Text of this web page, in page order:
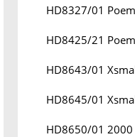
HD8327/01
HD8425/21
HD8643/01
HD8645/01
HD8650/01 2000